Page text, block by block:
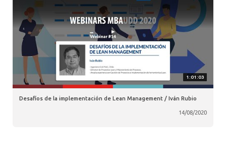
1:01:03
Desafíos de la implementación de Lean Management / Iván Rubio
14/08/2020